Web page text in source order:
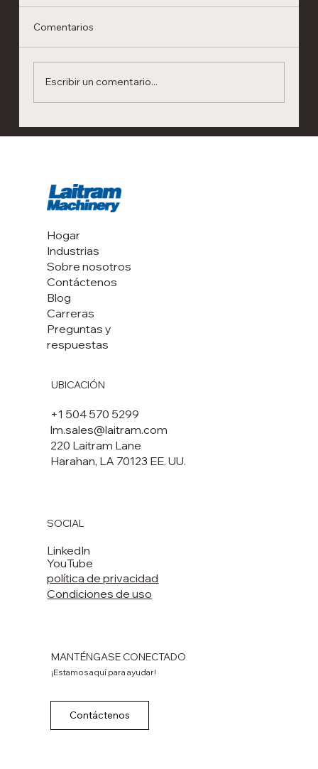
Laitram Machinery ahora es miembro del
Comentarios
Escribir un comentario...
Hogar
Industrias
Sobre nosotros
Contáctenos
Blog
Carreras
Preguntas y
respuestas
UBICACIÓN
+1 504 570 5299
lm.sales@laitram.com
220 Laitram Lane
Harahan, LA 70123 EE. UU.
SOCIAL
LinkedIn
YouTube
política de privacidad
Condiciones de uso
MANTÉNGASE CONECTADO
¡Estamos aquí para ayudar!
Contáctenos